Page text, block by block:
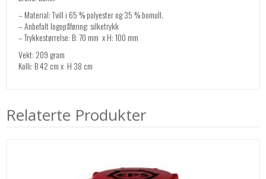
– Material: Tvill i 65 % polyester og 35 % bomull.
– Anbefalt logopåføring: silketrykk
– Trykkestørrelse: B: 70 mm x H: 100 mm
Vekt: 209 gram
Kolli: B 42 cm x H 38 cm
Relaterte Produkter